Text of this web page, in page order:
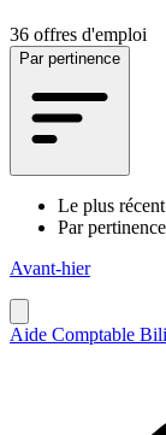
36 offres d'emploi
Par pertinence
Le plus récent
Par pertinence
Avant-hier
Aide Comptable